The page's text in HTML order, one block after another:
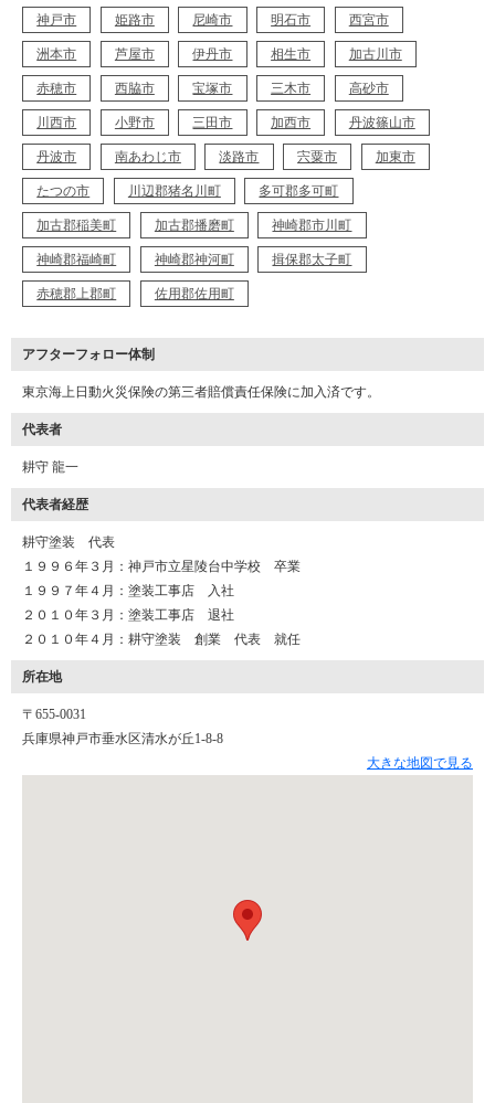
神戸市 姫路市 尼崎市 明石市 西宮市
洲本市 芦屋市 伊丹市 相生市 加古川市
赤穂市 西脇市 宝塚市 三木市 高砂市
川西市 小野市 三田市 加西市 丹波篠山市
丹波市 南あわじ市 淡路市 宍粟市 加東市
たつの市 川辺郡猪名川町 多可郡多可町
加古郡稲美町 加古郡播磨町 神崎郡市川町
神崎郡福崎町 神崎郡神河町 揖保郡太子町
赤穂郡上郡町 佐用郡佐用町
アフターフォロー体制
東京海上日動火災保険の第三者賠償責任保険に加入済です。
代表者
耕守 龍一
代表者経歴
耕守塗装 代表
１９９６年３月：神戸市立星陵台中学校 卒業
１９９７年４月：塗装工事店 入社
２０１０年３月：塗装工事店 退社
２０１０年４月：耕守塗装 創業 代表 就任
所在地
〒655-0031
兵庫県神戸市垂水区清水が丘1-8-8
大きな地図で見る